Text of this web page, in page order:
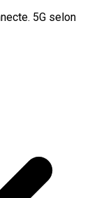
5G selon